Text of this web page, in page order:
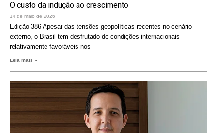
O custo da indução ao crescimento
14 de maio de 2026
Edição 386 Apesar das tensões geopolíticas recentes no cenário
externo, o Brasil tem desfrutado de condições internacionais
relativamente favoráveis nos
Leia mais »